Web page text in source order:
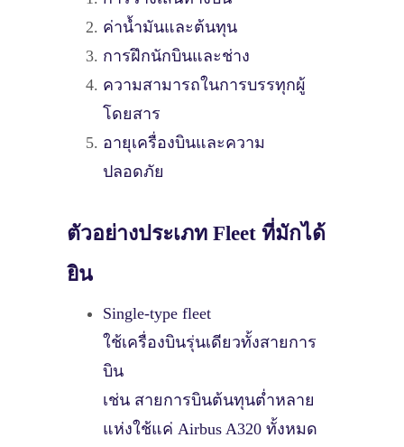
ค่าน้ำมันและต้นทุน
การฝึกนักบินและช่าง
ความสามารถในการบรรทุกผู้
โดยสาร
อายุเครื่องบินและความ
ปลอดภัย
ตัวอย่างประเภท Fleet ที่มักได้
ยิน
Single-type fleet
ใช้เครื่องบินรุ่นเดียวทั้งสายการ
บิน
เช่น สายการบินต้นทุนต่ำหลาย
แห่งใช้แค่ Airbus A320 ทั้งหมด